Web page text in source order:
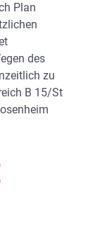
Plan
des
zu
B 15/St